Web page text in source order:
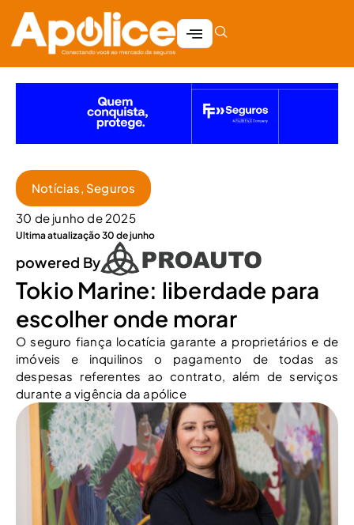
Notícias, Seguros
30 de junho de 2025
Ultima atualização 30 de junho
powered By
Tokio Marine: liberdade para
escolher onde morar
O seguro fiança locatícia garante a proprietários e de
imóveis e inquilinos o pagamento de todas as
despesas referentes ao contrato, além de serviços
durante a vigência da apólice